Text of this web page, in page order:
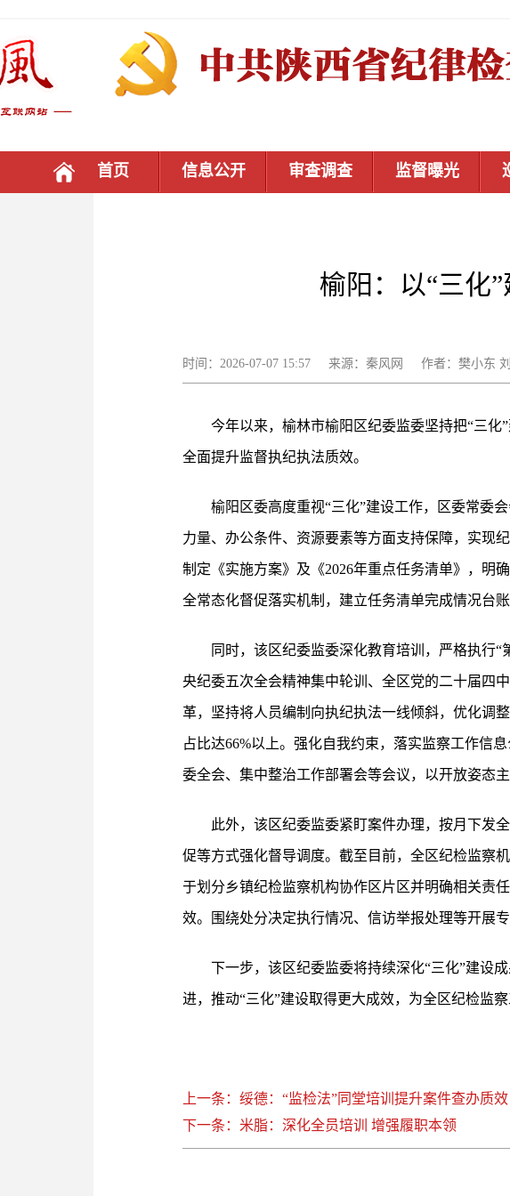
首页 信息公开 审查调查 监督曝光
榆阳：以“三化
时间：2026-07-07 15:57 来源：秦风网 作者：樊小东
今年以来，榆林市榆阳区纪委监委坚持把“三化
全面提升监督执纪执法质效。
榆阳区委高度重视“三化”建设工作，区委常委
力量、办公条件、资源要素等方面支持保障，实现
制定《实施方案》及《2026年重点任务清单》，明
全常态化督促落实机制，建立任务清单完成情况台
同时，该区纪委监委深化教育培训，严格执行
央纪委五次全会精神集中轮训、全区党的二十届四
革，坚持将人员编制向执纪执法一线倾斜，优化调
占比达66%以上。强化自我约束，落实监察工作信
委全会、集中整治工作部署会等会议，以开放姿态主
此外，该区纪委监委紧盯案件办理，按月下发
促等方式强化督导调度。截至目前，全区纪检监察
于划分乡镇纪检监察机构协作区片区并明确相关责
效。围绕处分决定执行情况、信访举报处理等开展
下一步，该区纪委监委将持续深化“三化”建设
进，推动“三化”建设取得更大成效，为全区纪检监
上一条：绥德：“监检法”同堂培训提升案件查办质效
下一条：米脂：深化全员培训 增强履职本领